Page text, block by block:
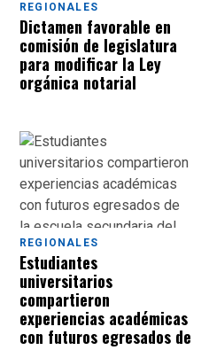
REGIONALES
Dictamen favorable en
comisión de legislatura
para modificar la Ley
orgánica notarial
REGIONALES
Estudiantes
universitarios
compartieron
experiencias académicas
con futuros egresados de